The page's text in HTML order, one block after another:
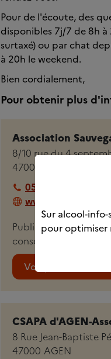
Pour de l'écoute, des
disponibles 7j/7 de 8h
surtaxé) ou par chat
à 20h le weekend.
Bien cordialement,
Pour obtenir plus
Association
8/10 rue du 4
47000
05 53 48 15 80
Public accueilli :
consommateurs,
Voir plus de détails
CSAPA d'AGEN-
8 Rue Jean-Baptiste
47000 AGEN
Sur alcool-
pour optimiser